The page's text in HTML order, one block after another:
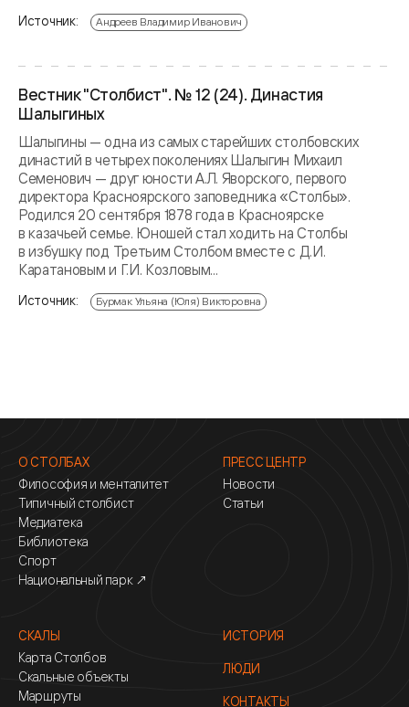
Источник: Андреев Владимир Иванович
Вестник "Столбист". № 12 (24). Династия
Шалыгиных
Шалыгины — одна из самых старейших столбовских
династий в четырех поколениях Шалыгин Михаил
Семенович — друг юности А.Л. Яворского, первого
директора Красноярского заповедника «Столбы».
Родился 20 сентября 1878 года в Красноярске
в казачьей семье. Юношей стал ходить на Столбы
в избушку под Третьим Столбом вместе с Д.И.
Каратановым и Г.И. Козловым...
Источник: Бурмак Ульяна (Юля) Викторовна
О СТОЛБАХ
Философия и менталитет
Типичный столбист
Медиатека
Библиотека
Спорт
Национальный парк ↗
ПРЕСС ЦЕНТР
Новости
Статьи
СКАЛЫ
Карта Столбов
Скальные объекты
Маршруты
ИСТОРИЯ
ЛЮДИ
КОНТАКТЫ